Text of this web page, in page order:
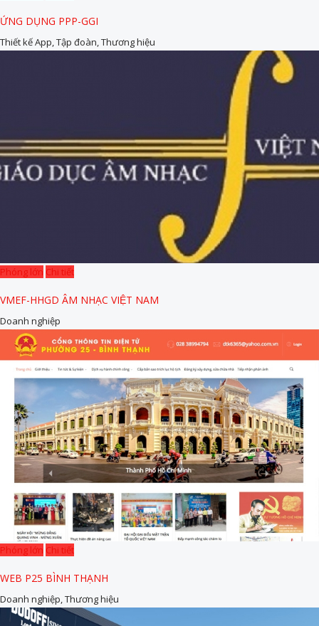
ỨNG DỤNG PPP-GGI
Thiết kế App, Tập đoàn, Thương hiệu
Phóng lớn Chi tiết
VMEF-HHGD ÂM NHẠC VIỆT NAM
Doanh nghiệp
Phóng lớn Chi tiết
WEB P25 BÌNH THẠNH
Doanh nghiệp, Thương hiệu